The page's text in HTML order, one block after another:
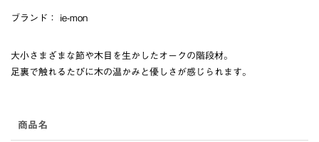
ブランド： ie-mon
大小さまざまな節や木目を生かしたオークの階段材。
足裏で触れるたびに木の温かみと優しさが感じられます。
商品名